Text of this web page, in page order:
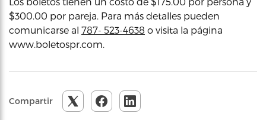
$300.00 por pareja. Para más detalles pueden
comunicarse al 787- 523-4638 o visita la página
www.boletospr.com.
Compartir